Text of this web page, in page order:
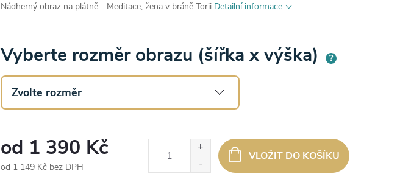
Nádherný obraz na plátně - Meditace, žena v bráně Torii Detailní informace
Vyberte rozměr obrazu (šířka x výška) ?
od 1 390 Kč
od 1 149 Kč bez DPH
VLOŽIT DO KOŠÍKU